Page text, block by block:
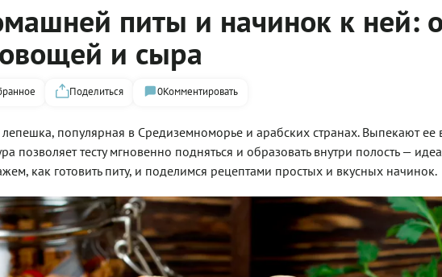
питы и начинок к ней:
и сыра
Поделиться 0Комментировать
популярная в Средиземноморье и арабских странах. Выпекают ее
позволяет тесту мгновенно подняться и образовать внутри полость —
как готовить питу, и поделимся рецептами простых и вкусных начинок.